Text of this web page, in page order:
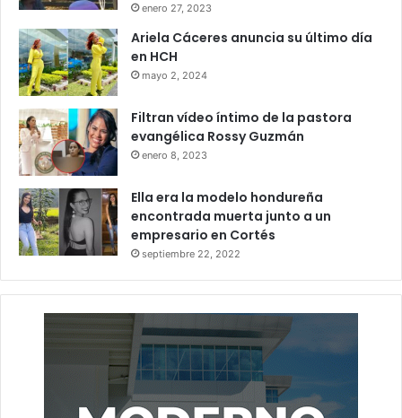
enero 27, 2023
Ariela Cáceres anuncia su último día
en HCH
mayo 2, 2024
Filtran vídeo íntimo de la pastora
evangélica Rossy Guzmán
enero 8, 2023
Ella era la modelo hondureña
encontrada muerta junto a un
empresario en Cortés
septiembre 22, 2022